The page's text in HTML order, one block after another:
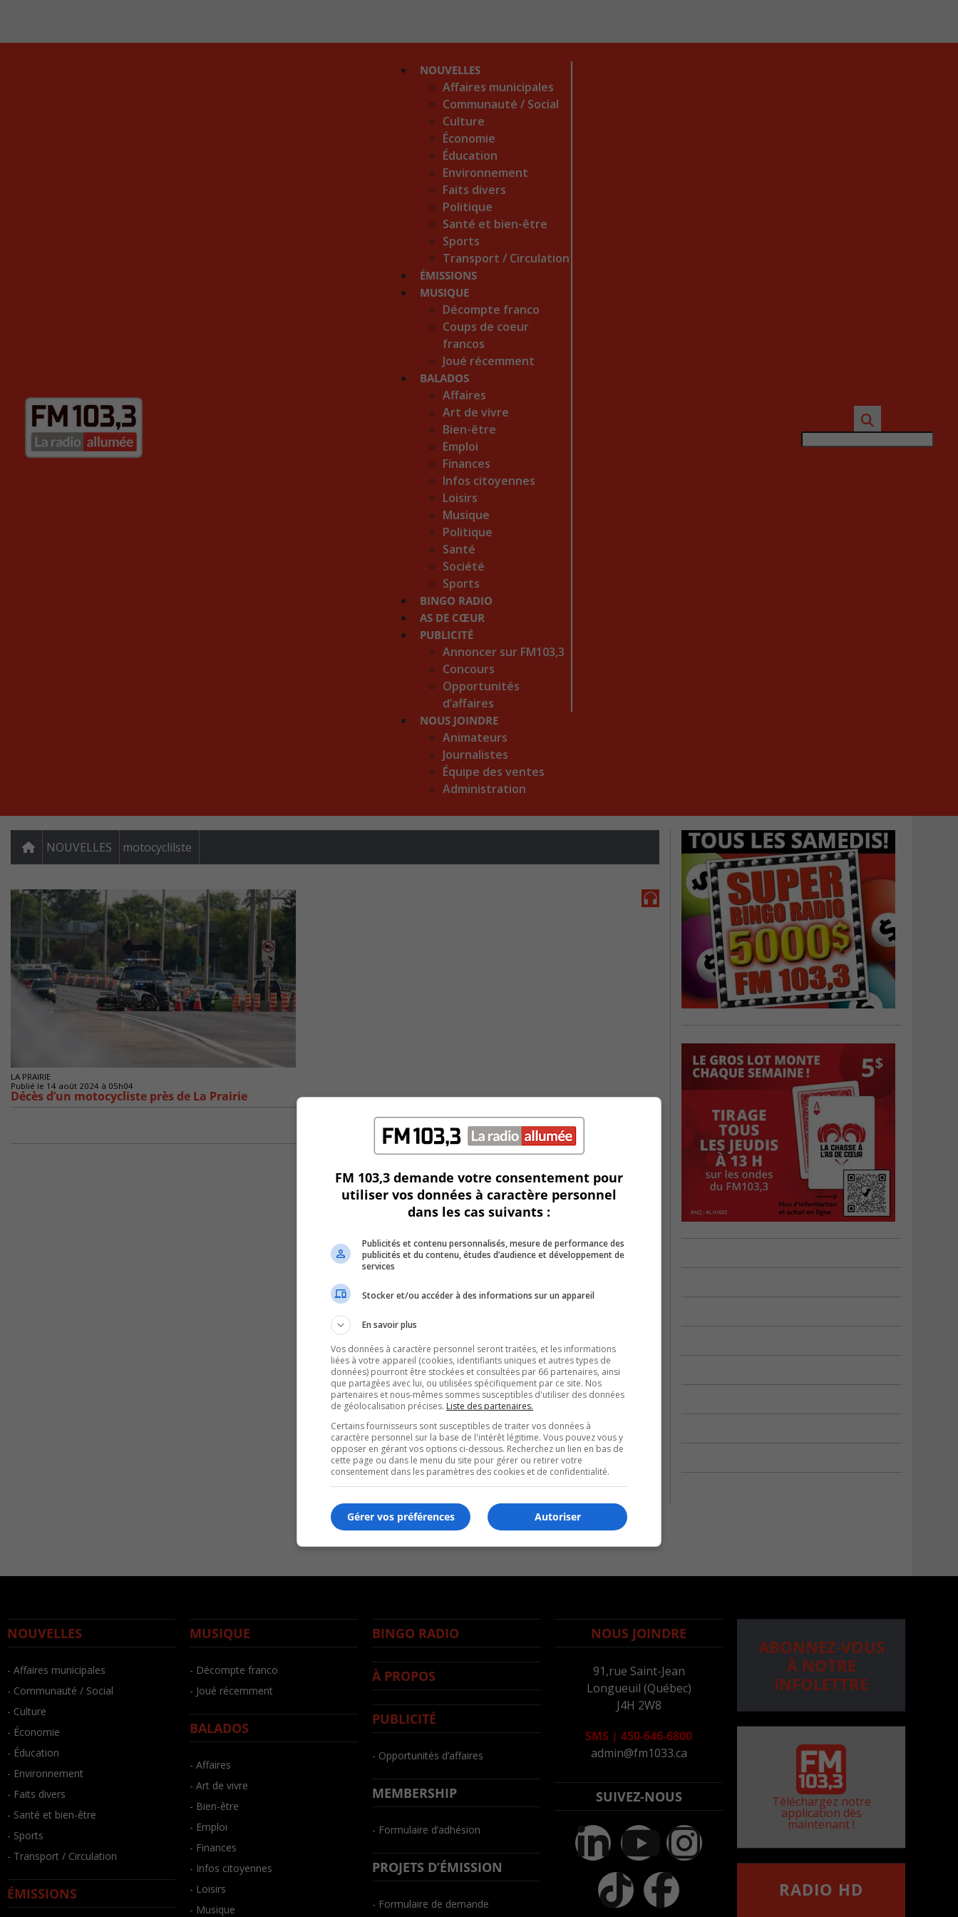
NOUVELLES
Affaires municipales
Communauté / Social
Culture
Économie
Éducation
Environnement
Faits divers
Politique
Santé et bien-être
Sports
Transport / Circulation
ÉMISSIONS
MUSIQUE
Décompte franco
Coups de coeur
francos
Joué récemment
BALADOS
Affaires
Art de vivre
Bien-être
Emploi
Finances
Infos citoyennes
Loisirs
Musique
Politique
Santé
Société
Sports
BINGO RADIO
AS DE CŒUR
PUBLICITÉ
Annoncer sur FM103,3
Concours
Opportunités
d’affaires
NOUS JOINDRE
Animateurs
Journalistes
Équipe des ventes
Administration
NOUVELLES motocyclilste
LA PRAIRIE
Publié le 14 août 2024 à 05h04
Décès d’un motocycliste près de La Prairie
NOUVELLES
- Affaires municipales
- Communauté / Social
- Culture
- Économie
- Éducation
- Environnement
- Faits divers
- Santé et bien-être
- Sports
- Transport / Circulation
ÉMISSIONS
MUSIQUE
- Décompte franco
- Joué récemment
BALADOS
- Affaires
- Art de vivre
- Bien-être
- Emploi
- Finances
- Infos citoyennes
- Loisirs
- Musique
BINGO RADIO
À PROPOS
PUBLICITÉ
- Opportunités d’affaires
MEMBERSHIP
- Formulaire d’adhésion
PROJETS D’ÉMISSION
- Formulaire de demande
NOUS JOINDRE
91,rue Saint-Jean
Longueuil (Québec)
J4H 2W8
SMS | 450-646-6800
admin@fm1033.ca
SUIVEZ-NOUS
ABONNEZ-VOUS
À NOTRE
INFOLETTRE
Téléchargez notre
application dès
maintenant !
RADIO HD
FM 103,3 demande votre consentement pour
utiliser vos données à caractère personnel
dans les cas suivants :
Publicités et contenu personnalisés, mesure de performance des
publicités et du contenu, études d’audience et développement de
services
Stocker et/ou accéder à des informations sur un appareil
En savoir plus
Vos données à caractère personnel seront traitées, et les informations
liées à votre appareil (cookies, identifiants uniques et autres types de
données) pourront être stockées et consultées par 66 partenaires, ainsi
que partagées avec lui, ou utilisées spécifiquement par ce site. Nos
partenaires et nous-mêmes sommes susceptibles d'utiliser des données
de géolocalisation précises. Liste des partenaires.
Certains fournisseurs sont susceptibles de traiter vos données à
caractère personnel sur la base de l'intérêt légitime. Vous pouvez vous y
opposer en gérant vos options ci-dessous. Recherchez un lien en bas de
cette page ou dans le menu du site pour gérer ou retirer votre
consentement dans les paramètres des cookies et de confidentialité.
Autoriser
Gérer vos préférences